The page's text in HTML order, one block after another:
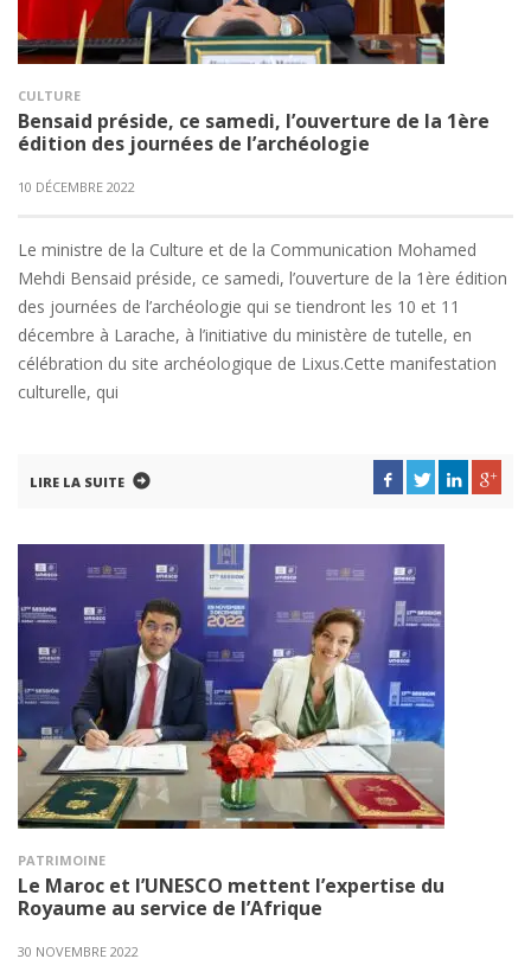
CULTURE
Bensaid préside, ce samedi, l’ouverture de la 1ère
édition des journées de l’archéologie
10 DÉCEMBRE 2022
Le ministre de la Culture et de la Communication Mohamed
Mehdi Bensaid préside, ce samedi, l’ouverture de la 1ère édition
des journées de l’archéologie qui se tiendront les 10 et 11
décembre à Larache, à l’initiative du ministère de tutelle, en
célébration du site archéologique de Lixus.Cette manifestation
culturelle, qui
LIRE LA SUITE
PATRIMOINE
Le Maroc et l’UNESCO mettent l’expertise du
Royaume au service de l’Afrique
30 NOVEMBRE 2022